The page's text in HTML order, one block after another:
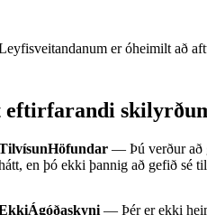
er óheimilt að
eftirfarandi
— Þú verður að
en þó ekki þannig að gefið sé
— Þér er ekki